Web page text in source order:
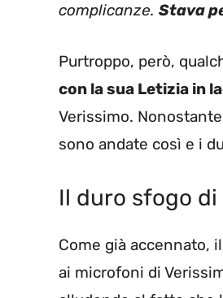
complicanze. Stava
Purtroppo, però,
con la sua Letizia in
Verissimo.
sono andate così e i
Il duro sfogo di
Come già accennato,
ai microfoni di